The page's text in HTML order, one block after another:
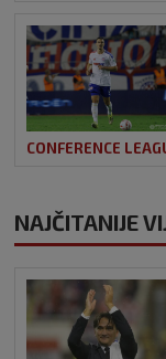
CONFERENCE
NAJČITANIJE